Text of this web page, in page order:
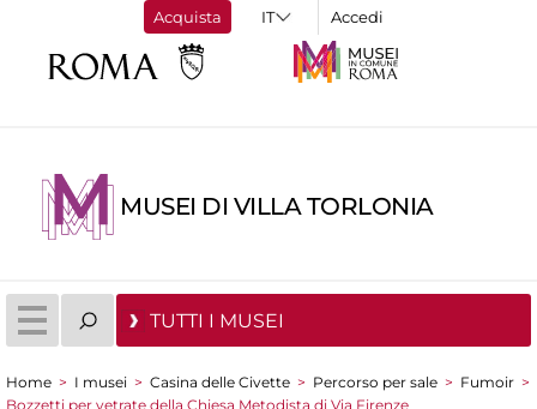
Acquista Accedi
MUSEI DI VILLA TORLONIA
TUTTI I MUSEI
Home > I musei > Casina delle Civette > Percorso per sale > Fumoir >
Bozzetti per vetrate della Chiesa Metodista di Via Firenze